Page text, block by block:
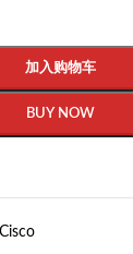
加入购物车
BUY NOW
Cisco